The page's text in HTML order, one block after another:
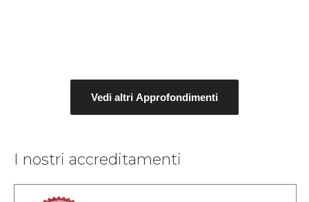
Vedi altri Approfondimenti
I nostri accreditamenti